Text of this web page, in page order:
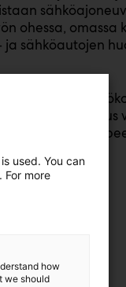
ohessa,
sähköautojen
tehdään
Tämä
työssään
used. You can
For more
how
we should